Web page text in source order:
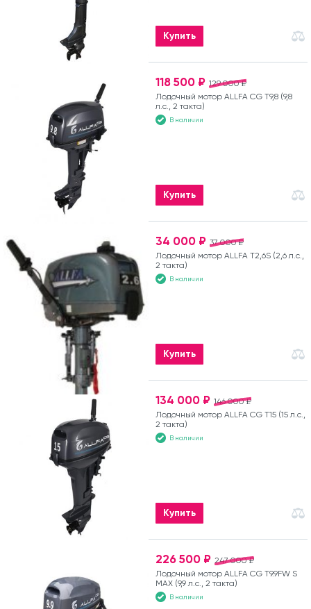
Купить
129 000 ₽
118 500 ₽
Лодочный мотор ALLFA CG T9,8 (9,8
л.с., 2 такта)
В наличии
Купить
37 000 ₽
34 000 ₽
Лодочный мотор ALLFA T2,6S (2,6 л.с.,
2 такта)
В наличии
Купить
146 000 ₽
134 000 ₽
Лодочный мотор ALLFA CG T15 (15 л.с.,
2 такта)
В наличии
Купить
247 000 ₽
226 500 ₽
Лодочный мотор ALLFA CG T9.9FW S
MAX (9,9 л.с., 2 такта)
В наличии